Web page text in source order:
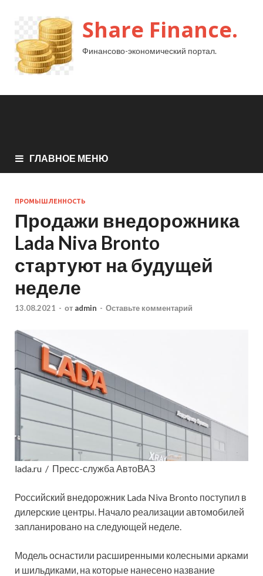
Share Finance.
Финансово-экономический портал.
ГЛАВНОЕ МЕНЮ
ПРОМЫШЛЕННОСТЬ
Продажи внедорожника
Lada Niva Bronto
стартуют на будущей
неделе
13.08.2021 - от admin - Оставьте комментарий
lada.ru / Пресс-служба АвтоВАЗ
Российский внедорожник Lada Niva Bronto поступил в
дилерские центры. Начало реализации автомобилей
запланировано на следующей неделе.
Модель оснастили расширенными колесными арками
и шильдиками, на которые нанесено название